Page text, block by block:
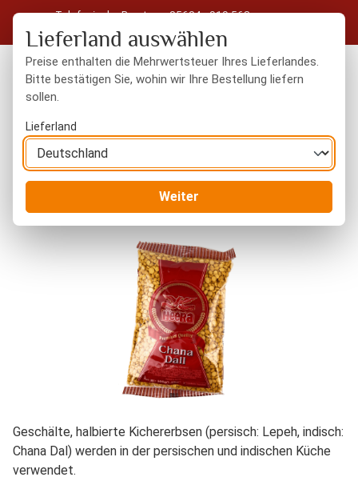
Zum Hauptinhalt springen
Telefonische Beratung: 05604 - 919 563
Kostenloser Versand in Deutschland ab 50 € Warenwert
Bildergalerie überspringen
Geschälte, halbierte Kichererbsen (persisch: Lepeh, indisch:
Chana Dal) werden in der persischen und indischen Küche
verwendet.
Lieferland auswählen
Preise enthalten die Mehrwertsteuer Ihres Lieferlandes.
Bitte bestätigen Sie, wohin wir Ihre Bestellung liefern
sollen.
Lieferland
Weiter